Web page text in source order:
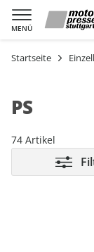
MENÜ
Warenkorb
Startseite
PS
74 Artikel